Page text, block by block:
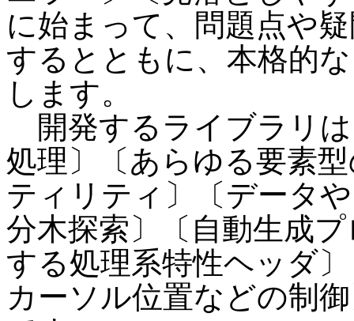
に始まって、問題点や
するとともに、本格的
します。
開発するライブラリ
処理〕〔あらゆる要素
ティリティ〕〔データ
分木探索〕〔自動生成
する処理系特性ヘッダ
カーソル位置などの制